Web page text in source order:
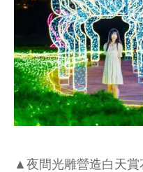
▲夜間光雕營造白天賞